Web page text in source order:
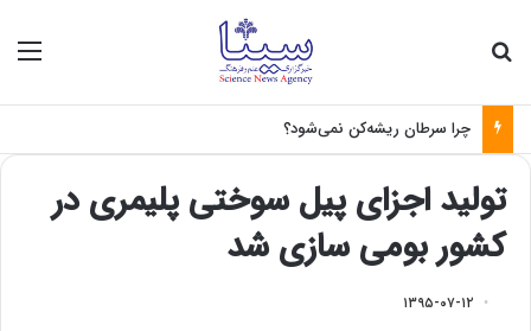
چرا سرطان ریشه‌کن نمی‌شود؟
تولید اجزای پیل سوختی پلیمری در
کشور بومی سازی شد
۱۳۹۵-۰۷-۱۲